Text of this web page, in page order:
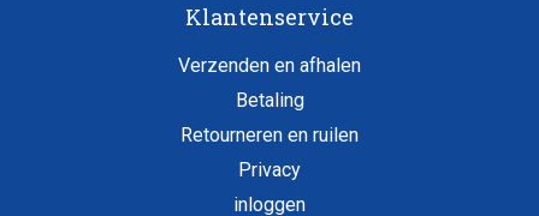
Klantenservice
Verzenden en afhalen
Betaling
Retourneren en ruilen
Privacy
inloggen